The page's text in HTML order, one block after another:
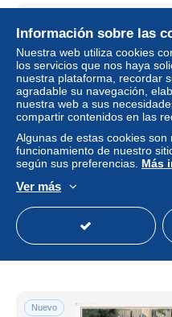
13 ISTRES VUE
± 5,80
Nuevo
Información sobre las
Nuestra web utiliza cookies
los servicios que nos haya
nuestra plataforma, recordar
agradable su navegación,
nuestra web a sus
compartir contenidos en las
Algunas de estas cookies son
funcionamiento de nuestro
según sus preferencias. Más
Ver más